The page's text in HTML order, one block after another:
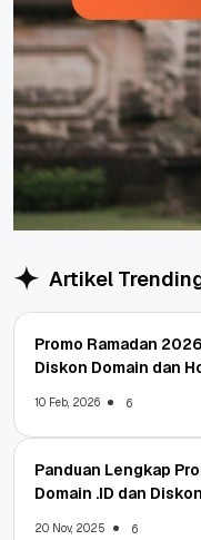
Artikel
Promo Ramadan
Diskon Domain dan
10 Feb, 2026 6
Panduan Lengkap
Domain .ID dan Diskon
20 Nov, 2025 6